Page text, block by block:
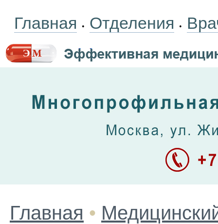
Главная • Отделения •
Главная •